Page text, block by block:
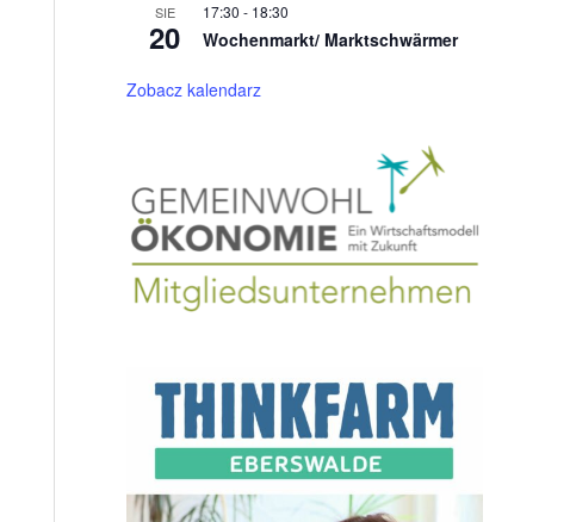
SIE
20
17:30 - 18:30
Wochenmarkt/ Marktschwärmer
Zobacz kalendarz